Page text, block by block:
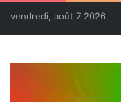
vendredi, août 7 2026